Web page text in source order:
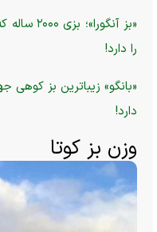
«بز
را دارد!
دارد!
وزن بز کوتا